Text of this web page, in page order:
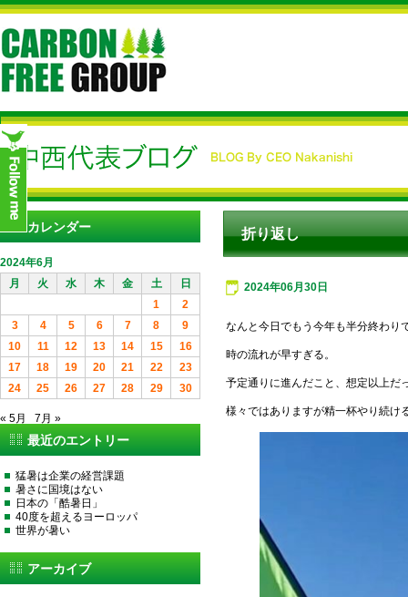
折り返し
2024年06月30日
なんと今日でもう今年も半分終わり
時の流れが早すぎる。
予定通りに進んだこと、想定以上だ
様々ではありますが精一杯やり続け
カレンダー
2024年6月
月
火 水 木 金 土
日
1
2
3
4 5 6 7 8
9
10
11 12 13 14 15
16
17
18 19 20 21 22
23
24
25 26 27 28 29 30
« 5月 7月 »
最近のエントリー
猛暑は企業の経営課題
暑さに国境はない
日本の「酷暑日」
40度を超えるヨーロッパ
世界が暑い
アーカイブ